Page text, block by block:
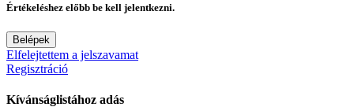
Értékeléshez előbb be kell jelentkezni.
Belépek
Elfelejtettem a jelszavamat
Regisztráció
Kívánságlistához adás